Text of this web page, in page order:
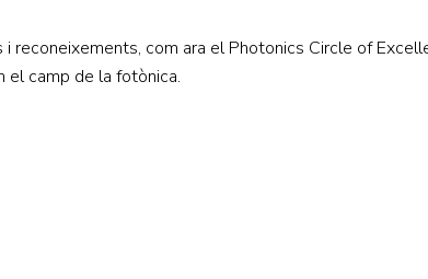
com ara el Photonics Circle of
el camp de la fotònica.